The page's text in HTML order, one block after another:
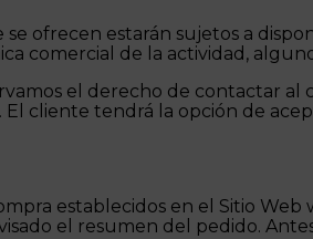
ofrecen estarán sujetos a
comercial de la actividad,
el derecho de contactar
cliente tendrá la opción de
establecidos en el Sitio
el resumen del pedido.